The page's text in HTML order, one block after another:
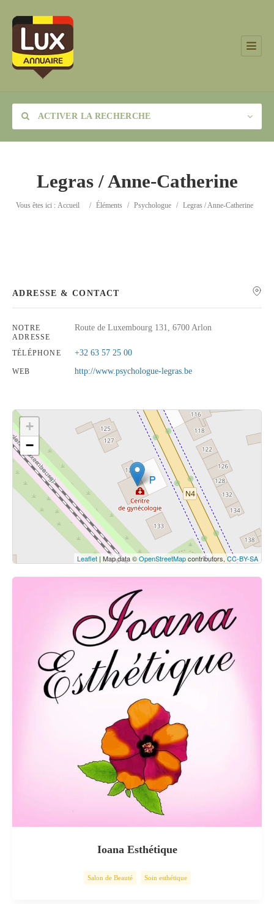
ACTIVER LA RECHERCHE
Catégorie
Legras / Anne-Catherine
Vous êtes ici : Accueil / Éléments / Psychologue / Legras / Anne-Catherine
ADRESSE & CONTACT
NOTRE
ADRESSE
Route de Luxembourg 131, 6700 Arlon
TÉLÉPHONE +32 63 57 25 00
WEB http://www.psychologue-legras.be
Cliquez sur le bouton pour afficher la carte.
Voir la carte
+
−
Leaflet | Map data ©OpenStreetMapcontributors,CC-BY-SA
Ioana Esthétique
Salon de Beauté Soin esthétique